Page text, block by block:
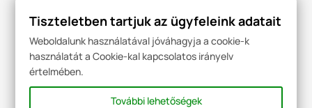
Elérhetőségeink:
Webshop Hungary Kft
Cím: 8000 Székesfehérvár Kadocsa utca 1/b
Tel.: +36 20 364 9639
Tiszteletben tartjuk az ügyfeleink adatait
Weboldalunk használatával jóváhagyja a cookie-k
használatát a Cookie-kal kapcsolatos irányelv
értelmében.
További lehetőségek